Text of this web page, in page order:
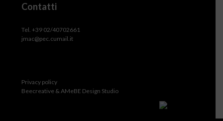
Contatti
Tel. +39 02/40702661
jmac@pec.cumail.it
Privacy policy
Beecreative & AMeBE Design Studio